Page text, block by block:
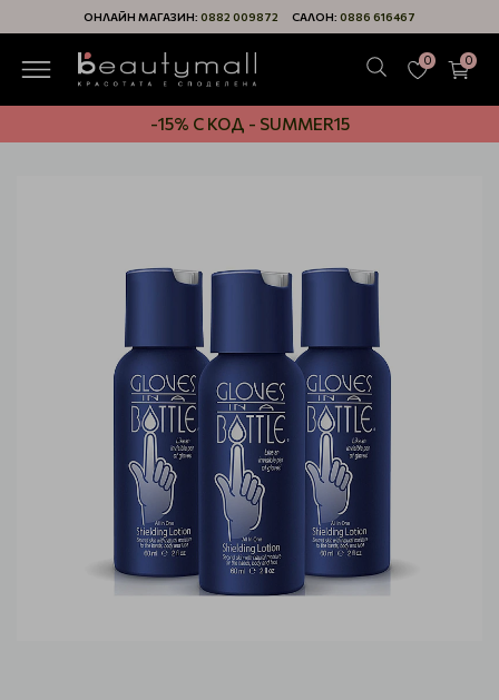
ОНЛАЙН МАГАЗИН: 0882 009872 САЛОН: 0886 616467
0 0
-15% С КОД - SUMMER15